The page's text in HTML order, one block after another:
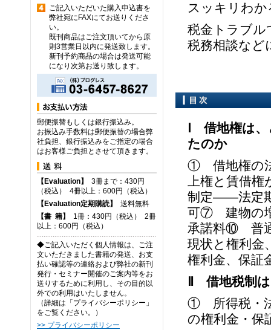
ご記入いただいた購入申込書を
弊社宛にFAXにてお送りくださ
い。
既刊商品はご注文頂いてから原
則3営業日以内に発送致します。
新刊予約商品の場合は発送可能
になり次第お送り致します。
郵便振替もしくは銀行振込み。
お振込み手数料は郵便振替の場合弊
社負担、銀行振込みをご指定の場合
はお客様ご負担とさせて頂きます。
【Evaluation】
3冊まで：430円
（税込） 4冊以上：600円（税込）
【Evaluation定期購読】
送料無料
【書 籍】
1冊：430円（税込） 2冊
以上：600円（税込）
◆ご記入いただく個人情報は、ご注
文いただきました書籍の発送、お支
払い確認等の連絡および弊社の新刊
発行・セミナー開催のご案内等をお
送りするために利用し、その目的以
外での利用はいたしません。
（詳細は「プライバシーポリシー」
をご覧ください。）
>> プライバシーポリシー
スッキリわ
税金トラブル
税務相談など
Ⅰ 借地権は、
たのか
① 借地権の
上権と賃借
制定――法定
可⑦ 建物の
承諾料⑩ 普
現状と権利
権利金、保
Ⅱ 借地税制は
① 所得税・
の権利金・保